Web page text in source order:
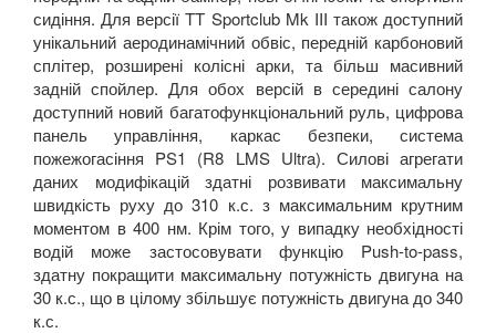
сидіння. Для версіїTT Sportclub Mk III також доступний
унікальний аеродинамічний обвіс, передній карбоновий
сплітер, розширені колісні арки, та більш масивний
задній спойлер. Для обох версій в середині салону
доступний новий багатофункціональний руль, цифрова
панель управління, каркас безпеки, система
пожежогасіння PS1 (R8 LMS Ultra). Силові агрегати
даних модифікацій здатні розвивати максимальну
швидкість руху до 310 к.с. з максимальним крутним
моментом в 400 нм. Крім того, у випадку необхідності
водій може застосовувати функцію Push-to-pass,
здатну покращити максимальну потужність двигуна на
30 к.с., що в цілому збільшує потужність двигуна до 340
к.с.